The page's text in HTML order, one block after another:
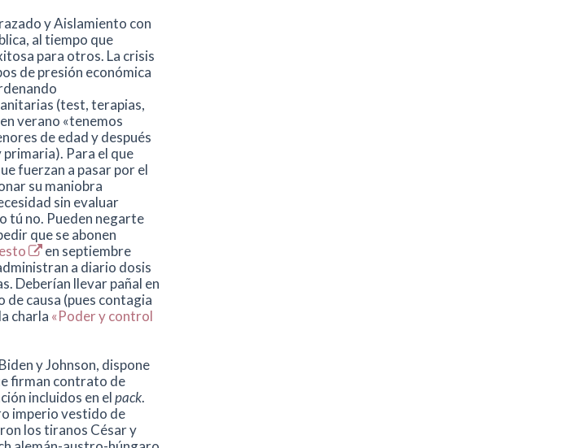
y Aislamiento con
al tiempo que
para otros. La crisis
de presión económica
(test, terapias,
verano «tenemos
de edad y después
Para el que
fuerzan a pasar por el
su maniobra
sin evaluar
tú no. Pueden negarte
que se abonen
en septiembre
a diario dosis
Deberían llevar pañal en
causa (pues contagia
charla «Poder y control
y Johnson, dispone
firman contrato de
incluidos en elpack.
imperio vestido de
los tiranos César y